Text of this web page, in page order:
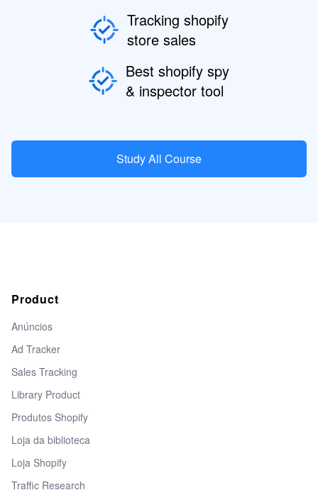
Tracking shopify
store sales
Best shopify spy
& inspector tool
Study All Course
Product
Anúncios
Ad Tracker
Sales Tracking
Library Product
Produtos Shopify
Loja da biblioteca
Loja Shopify
Traffic Research